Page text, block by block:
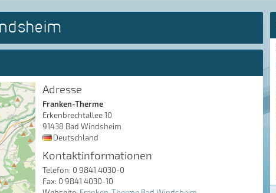
Adresse
Franken-Therme
Erkenbrechtallee 10
91438 Bad Windsheim
Deutschland
Kontaktinformationen
Telefon: 0 9841 4030-0
Fax: 0 9841 4030-10